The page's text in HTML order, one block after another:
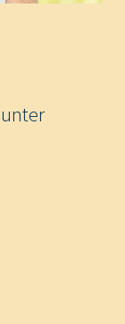
unter